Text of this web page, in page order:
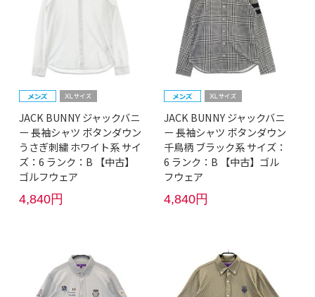
JACK BUNNY ジャックバニ
ー 長袖シャツ ボタンダウン
うさぎ刺繍 ホワイト系 サイ
ズ：6 ランク：B 【中古】
ゴルフウェア
4,840円
JACK BUNNY ジャックバニ
ー 長袖シャツ ボタンダウン
千鳥柄 ブラック系 サイズ：
6 ランク：B 【中古】ゴル
フウェア
4,840円